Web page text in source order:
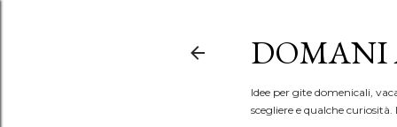
DOMANI
Idee per gite domenicali,
scegliere e qualche